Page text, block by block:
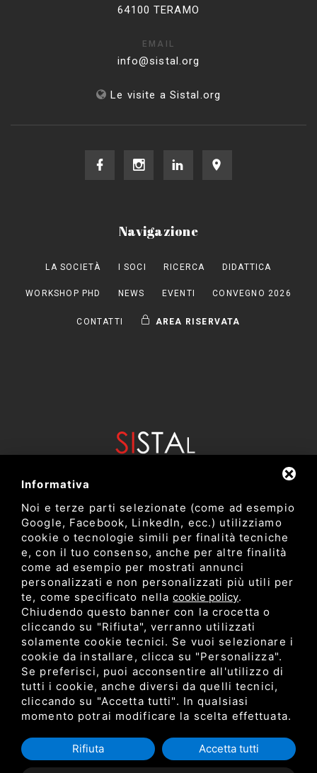
64100 TERAMO
EMAIL
info@sistal.org
Le visite a Sistal.org
Navigazione
LA SOCIETÀ I SOCI RICERCA DIDATTICA
WORKSHOP PHD NEWS EVENTI CONVEGNO 2026
CONTATTI AREA RISERVATA
Dipartimento di Bioscienze e Tecnologie Agro Alimentari e
Ambientali
Università degli Studi di Teramo
C.F. 80052650548 •Privacy•Sitemap • Questo sito è protetto
da Google reCAPTCHA v3,Privacy PolicyeTerms of Service
Google.
Informativa
Noi e terze parti selezionate (come ad esempio
Google, Facebook, LinkedIn, ecc.) utilizziamo
cookie o tecnologie simili per finalità tecniche
e, con il tuo consenso, anche per altre finalità
come ad esempio per mostrati annunci
personalizzati e non personalizzati più utili per
te, come specificato nellacookie policy.
Chiudendo questo banner con la crocetta o
cliccando su "Rifiuta", verranno utilizzati
solamente cookie tecnici. Se vuoi selezionare i
cookie da installare, clicca su "Personalizza".
Se preferisci, puoi acconsentire all'utilizzo di
tutti i cookie, anche diversi da quelli tecnici,
cliccando su "Accetta tutti". In qualsiasi
momento potrai modificare la scelta effettuata.
Rifiuta Accetta tutti